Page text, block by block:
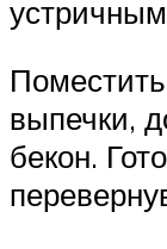
выпечки,
бекон.